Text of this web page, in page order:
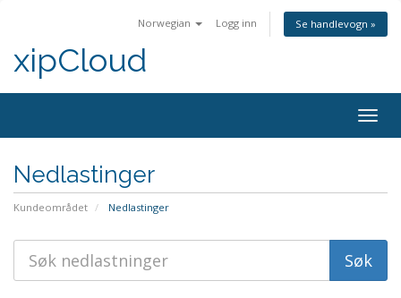
Norwegian Logg inn Se handlevogn »
xipCloud
Bytt
Nedlastinger
Kundeområdet Nedlastinger